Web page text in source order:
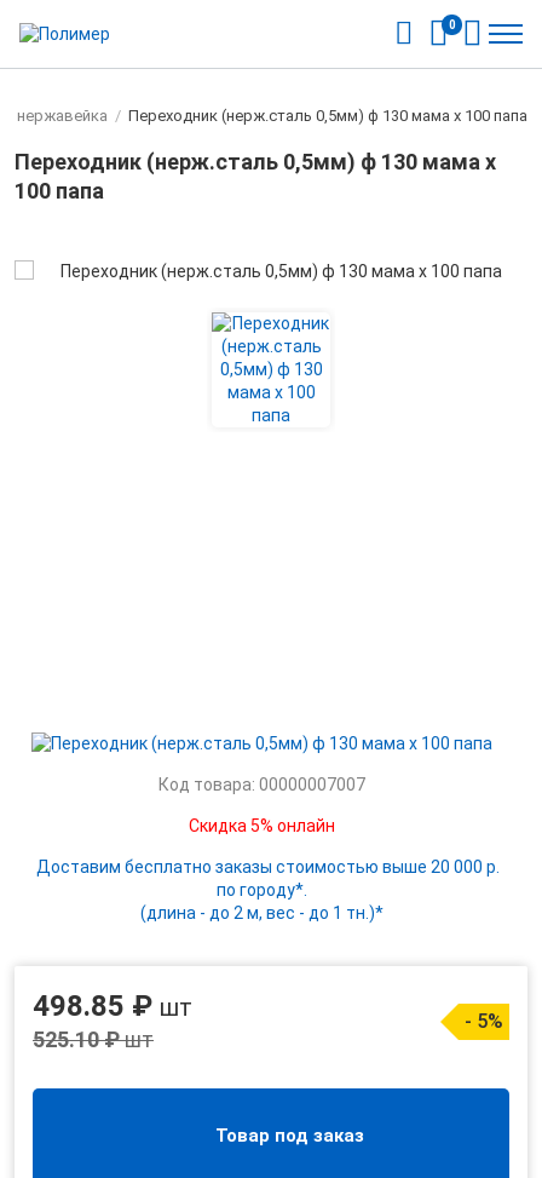
0
нержавейка / Переходник (нерж.сталь 0,5мм) ф 130 мама х 100 папа
Переходник (нерж.сталь 0,5мм) ф 130 мама х
100 папа
Код товара: 00000007007
Скидка 5% онлайн
Доставим бесплатно заказы стоимостью выше 20 000 р.
по городу*.
(длина - до 2 м, вес - до 1 тн.)*
498.85 ₽ шт
525.10 ₽шт
- 5%
Товар под заказ